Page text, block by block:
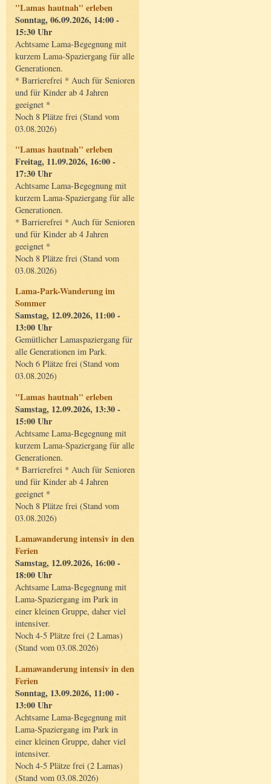
"Lamas hautnah" erleben
Sonntag, 06.09.2026, 14:00 -
15:30 Uhr
Achtsame Lama-Begegnung mit
kurzem Lama-Spaziergang für alle
Generationen.
* Barrierefrei * Auch für Senioren
und für Kinder ab 4 Jahren
geeignet *
Noch 8 Plätze frei (Stand vom
03.08.2026)
"Lamas hautnah" erleben
Freitag, 11.09.2026, 16:00 -
17:30 Uhr
Achtsame Lama-Begegnung mit
kurzem Lama-Spaziergang für alle
Generationen.
* Barrierefrei * Auch für Senioren
und für Kinder ab 4 Jahren
geeignet *
Noch 8 Plätze frei (Stand vom
03.08.2026)
Lama-Park-Wanderung im
Sommer
Samstag, 12.09.2026, 11:00 -
13:00 Uhr
Gemütlicher Lamaspaziergang für
alle Generationen im Park.
Noch 6 Plätze frei (Stand vom
03.08.2026)
"Lamas hautnah" erleben
Samstag, 12.09.2026, 13:30 -
15:00 Uhr
Achtsame Lama-Begegnung mit
kurzem Lama-Spaziergang für alle
Generationen.
* Barrierefrei * Auch für Senioren
und für Kinder ab 4 Jahren
geeignet *
Noch 8 Plätze frei (Stand vom
03.08.2026)
Lamawanderung intensiv in den
Ferien
Samstag, 12.09.2026, 16:00 -
18:00 Uhr
Achtsame Lama-Begegnung mit
Lama-Spaziergang im Park in
einer kleinen Gruppe, daher viel
intensiver.
Noch 4-5 Plätze frei (2 Lamas)
(Stand vom 03.08.2026)
Lamawanderung intensiv in den
Ferien
Sonntag, 13.09.2026, 11:00 -
13:00 Uhr
Achtsame Lama-Begegnung mit
Lama-Spaziergang im Park in
einer kleinen Gruppe, daher viel
intensiver.
Noch 4-5 Plätze frei (2 Lamas)
(Stand vom 03.08.2026)